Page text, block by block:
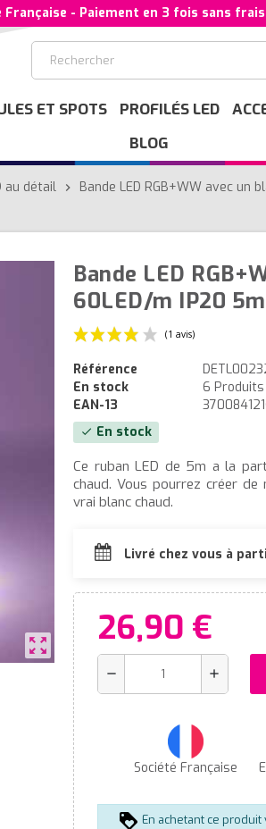
Française - Paiement en 3 fois sans
ET SPOTS PROFILÉS LED
BLOG
au détail chevron_right Bande LED RGB+WW avec un
zoom_out_map
Bande LED
60LED/m IP20 5m
Référence
En stock
6 Produits
EAN-13
check En stock
Ce ruban LED de 5m a la
chaud. Vous pourrez créer de
vrai blanc chaud.
Livré chez vous à
26,90 €
remove add
Société Française
En achetant ce